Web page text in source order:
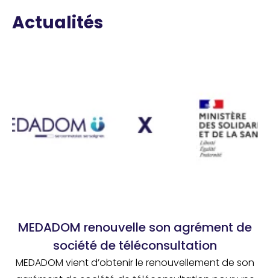
Actualités
MEDADOM renouvelle son agrément de
société de téléconsultation
MEDADOM vient d’obtenir le renouvellement de son